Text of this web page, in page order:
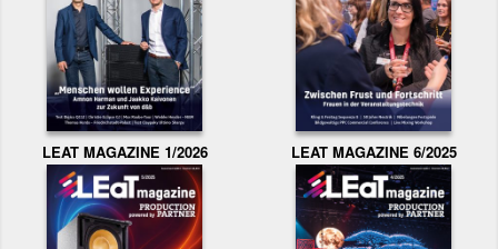
LEAT MAGAZINE 1/2026 LEAT MAGAZINE 6/2025